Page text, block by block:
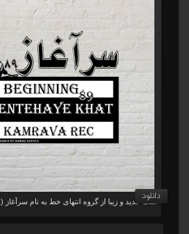
آهنگ جدید و زیبا از گروه انتهای خط به نام سرآغاز (۸۹)
دانلود